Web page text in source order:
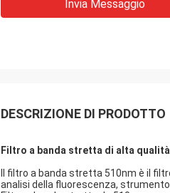
Invia Messaggio
DESCRIZIONE DI PRODOTTO
Filtro a banda stretta di alta
Il filtro a banda stretta 510nm è il
analisi della fluorescenza,